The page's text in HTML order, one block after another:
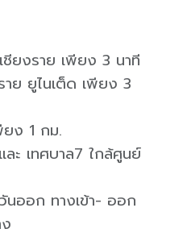
ยงราย เพียง 3 นาที
ย ยูไนเต็ด เพียง 3
ยง 1 กม.
ละ เทศบาล7 ใกล้ศูนย์
ออก ทางเข้า- ออก